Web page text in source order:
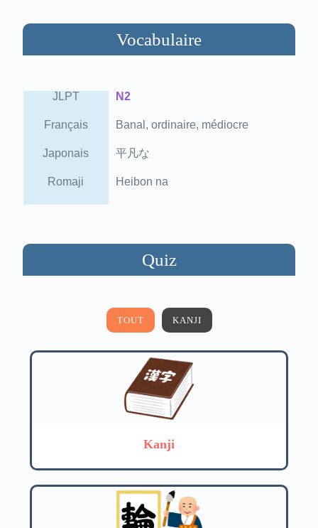
Vocabulaire
JLPT N2
Français Banal, ordinaire, médiocre
Japonais 平凡な
Romaji Heibon na
Quiz
TOUT KANJI
Kanji